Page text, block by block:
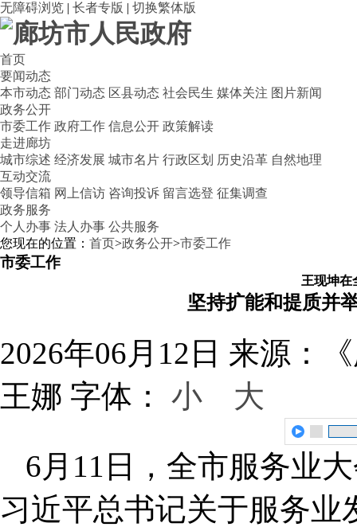
无障碍浏览 | 长者专版 | 切换繁体版
首页
要闻动态
本市动态 部门动态 区县动态 社会民生 媒体关注 图片新闻
政务公开
市委工作 政府工作 信息公开 政策解读
走进廊坊
城市综述 经济发展 城市名片 行政区划 历史沿革 自然地理
互动交流
领导信箱 网上信访 咨询投诉 留言选登 征集调查
政务服务
个人办事 法人办事 公共服务
您现在的位置： 首页>政务公开>市委工作
市委工作
王现坤在
坚持扩能和提质并
2026年06月12日 来源：
王娜 字体： 小 大
6月11日，全市服务业
习近平总书记关于服务